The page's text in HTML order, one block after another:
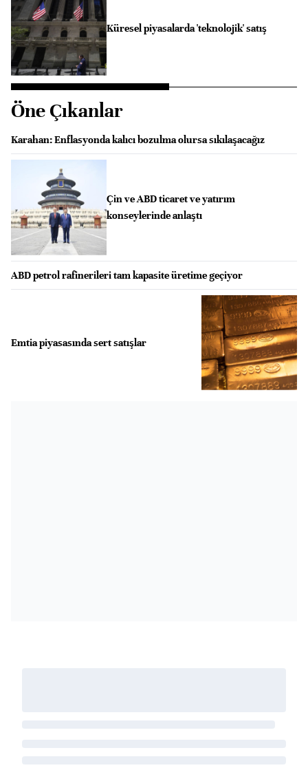
Küresel piyasalarda 'teknolojik' satış
Öne Çıkanlar
Karahan: Enflasyonda kalıcı bozulma olursa sıkılaşacağız
Çin ve ABD ticaret ve yatırım
konseylerinde anlaştı
ABD petrol rafinerileri tam kapasite üretime geçiyor
Emtia piyasasında sert satışlar